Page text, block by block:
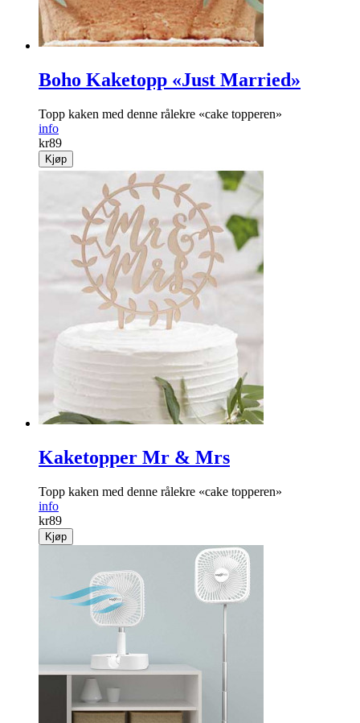
Boho Kaketopp «Just Married»
Topp kaken med denne rålekre «cake topperen»
info
kr89
Kjøp
Kaketopper Mr & Mrs
Topp kaken med denne rålekre «cake topperen»
info
kr89
Kjøp